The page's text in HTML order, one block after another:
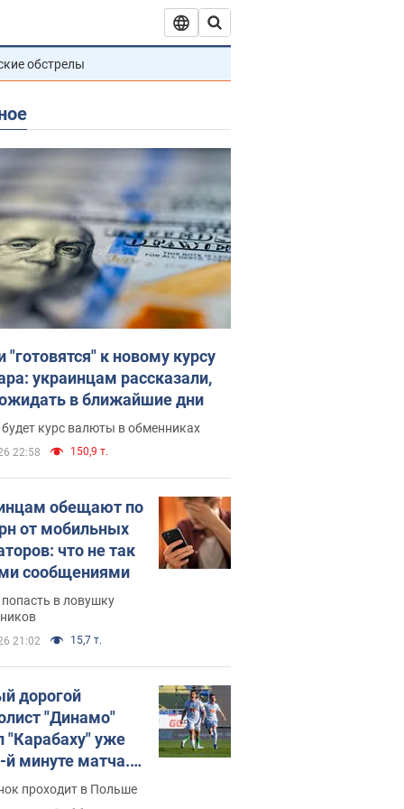
обстрелы
"готовятся" к новому курсу
украинцам рассказали,
в ближайшие дни
курс валюты в обменниках
22:58 150,9 т.
обещают по
от мобильных
что не так
сообщениями
попасть в ловушку
21:02 15,7 т.
дорогой
"Динамо"
"Карабаху" уже
й минуте матча.
проходит в Польше